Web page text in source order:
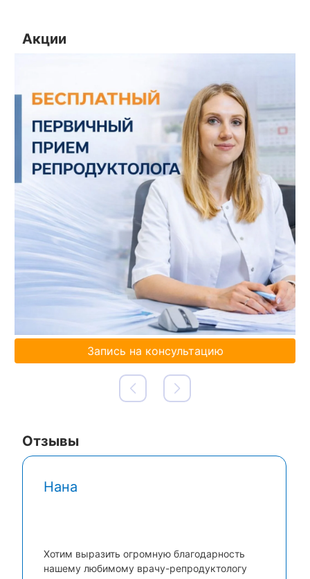
Акции
Запись на консультацию
Отзывы
Нана
Хотим выразить огромную благодарность
нашему любимому врачу-репродуктологу